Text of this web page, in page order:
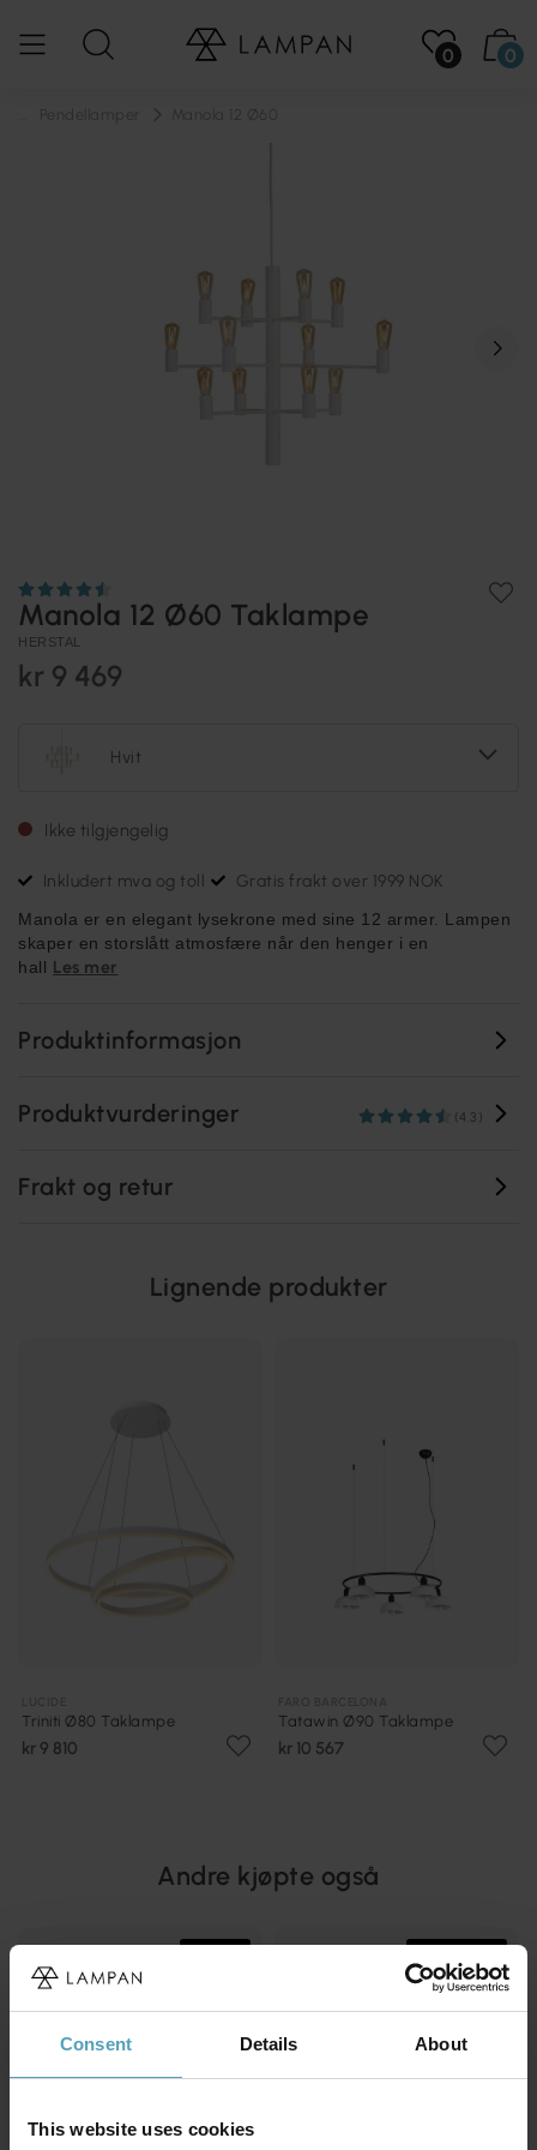
Consent Details About
This website uses cookies
0 0
Manola 12 Ø60 Taklampe
HERSTAL
kr 9 469
Hvit
Ikke tilgjengelig
Inkludert mva og toll Gratis frakt over 1999 NOK
Manola er en elegant lysekrone med sine 12 armer. Lampen
skaper en storslått atmosfære når den henger i en
hall Les mer
Produktinformasjon
Produktvurderinger (4.3)
Frakt og retur
Lignende produkter
Triniti Ø80 Taklampe
kr 9 810
Tatawin Ø90 Taklampe
kr 10 567
Andre kjøpte også